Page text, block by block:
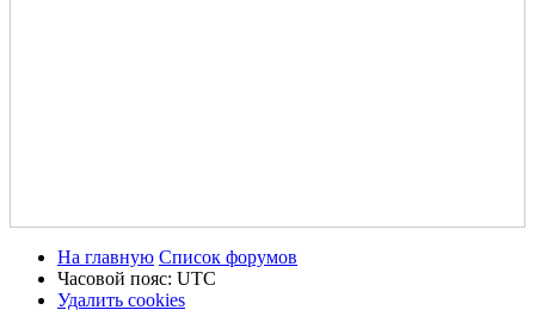
На главную Список форумов
Часовой пояс: UTC
Удалить cookies